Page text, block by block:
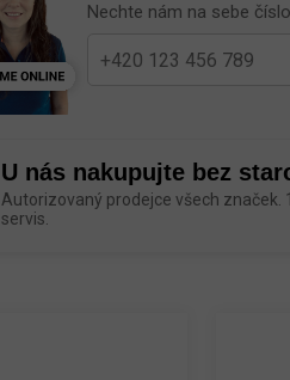
Nechte nám na sebe
U nás nakupujte bez
Autorizovaný prodejce všech značek.
servis.